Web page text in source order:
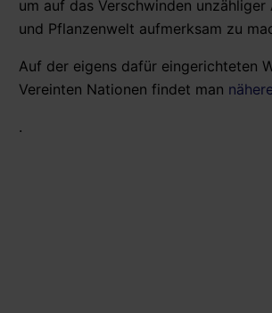
um auf das Verschwinden
und Pflanzenwelt aufmerksam zu
Auf der eigens dafür eingerichteten
Vereinten Nationen findet man
.